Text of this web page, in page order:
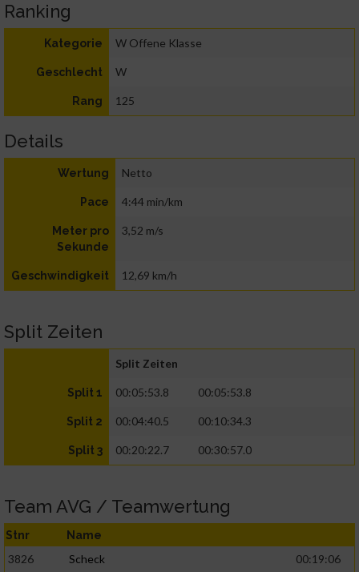
Ranking
Kategorie W Offene Klasse
Geschlecht W
Rang 125
Details
Wertung Netto
Pace 4:44 min/km
Meter pro
Sekunde
3,52 m/s
Geschwindigkeit 12,69 km/h
Split Zeiten
Split Zeiten
Split 1 00:05:53.8 00:05:53.8
Split 2 00:04:40.5 00:10:34.3
Split 3 00:20:22.7 00:30:57.0
Team AVG / Teamwertung
Stnr Name
3826 Scheck
00:19:06